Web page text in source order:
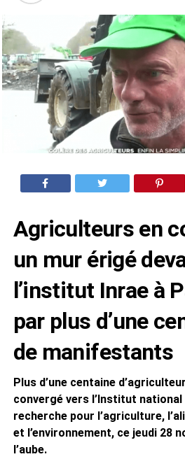
Agriculteurs en
un mur érigé
l’institut Inrae à
par plus d’une
de manifestants
Plus d’une centaine
convergé vers l’Institut national
recherche pour l’agriculture,
et l’environnement, ce jeudi 28
l’aube.